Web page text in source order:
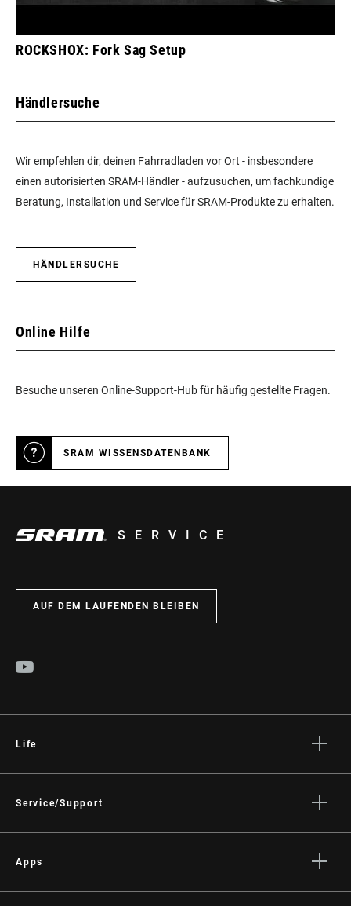
ROCKSHOX: Fork Sag Setup
Händlersuche
Wir empfehlen dir, deinen Fahrradladen vor Ort - insbesondere
einen autorisierten SRAM-Händler - aufzusuchen, um fachkundige
Beratung, Installation und Service für SRAM-Produkte zu erhalten.
HÄNDLERSUCHE
Online Hilfe
Besuche unseren Online-Support-Hub für häufig gestellte Fragen.
SRAM WISSENSDATENBANK
SERVICE
AUF DEM LAUFENDEN BLEIBEN
Life
Kultur
Service/Support
Händler Support
Apps